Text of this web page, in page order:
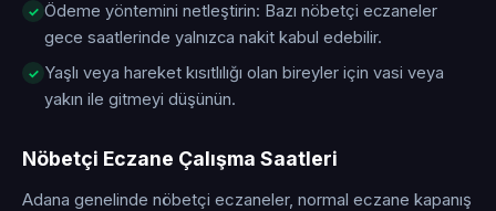
Ödeme yöntemini netleştirin: Bazı nöbetçi eczaneler
gece saatlerinde yalnızca nakit kabul edebilir.
Yaşlı veya hareket kısıtlılığı olan bireyler için vasi veya
yakın ile gitmeyi düşünün.
Nöbetçi Eczane Çalışma Saatleri
Adana genelinde nöbetçi eczaneler, normal eczane kapanış